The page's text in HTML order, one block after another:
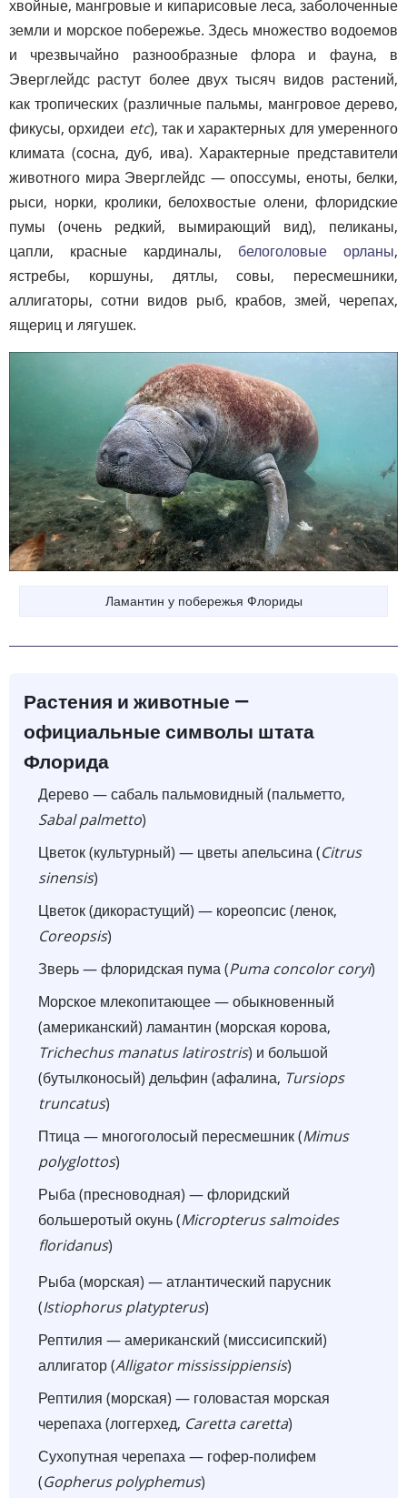
хвойные, мангровые и кипарисовые леса, заболоченные
земли и морское побережье. Здесь множество водоемов
и чрезвычайно разнообразные флора и фауна, в
Эверглейдс растут более двух тысяч видов растений,
как тропических (различные пальмы, мангровое дерево,
фикусы, орхидеи etc), так и характерных для умеренного
климата (сосна, дуб, ива). Характерные представители
животного мира Эверглейдс — опоссумы, еноты, белки,
рыси, норки, кролики, белохвостые олени, флоридские
пумы (очень редкий, вымирающий вид), пеликаны,
цапли, красные кардиналы, белоголовые орланы,
ястребы, коршуны, дятлы, совы, пересмешники,
аллигаторы, сотни видов рыб, крабов, змей, черепах,
ящериц и лягушек.
Ламантин у побережья Флориды
Растения и животные —
официальные символы штата
Флорида
Дерево — сабаль пальмовидный (пальметто,
Sabal palmetto)
Цветок (культурный) — цветы апельсина (Citrus
sinensis)
Цветок (дикорастущий) — кореопсис (ленок,
Coreopsis)
Зверь — флоридская пума (Puma concolor coryi)
Морское млекопитающее — обыкновенный
(американский) ламантин (морская корова,
Trichechus manatus latirostris) и большой
(бутылконосый) дельфин (афалина, Tursiops
truncatus)
Птица — многоголосый пересмешник (Mimus
polyglottos)
Рыба (пресноводная) — флоридский
большеротый окунь (Micropterus salmoides
floridanus)
Рыба (морская) — атлантический парусник
(Istiophorus platypterus)
Рептилия — американский (миссисипский)
аллигатор (Alligator mississippiensis)
Рептилия (морская) — головастая морская
черепаха (логгерхед, Caretta caretta)
Сухопутная черепаха — гофер-полифем
(Gopherus polyphemus)